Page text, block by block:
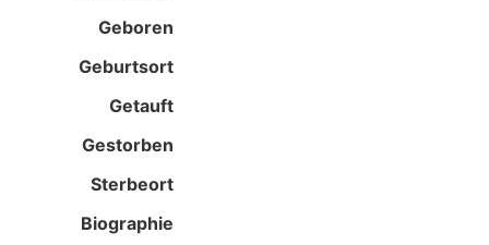
Geboren
Geburtsort
Getauft
Gestorben
Sterbeort
Biographie